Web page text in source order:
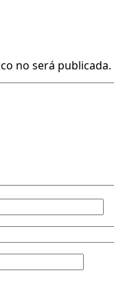
no será publicada.